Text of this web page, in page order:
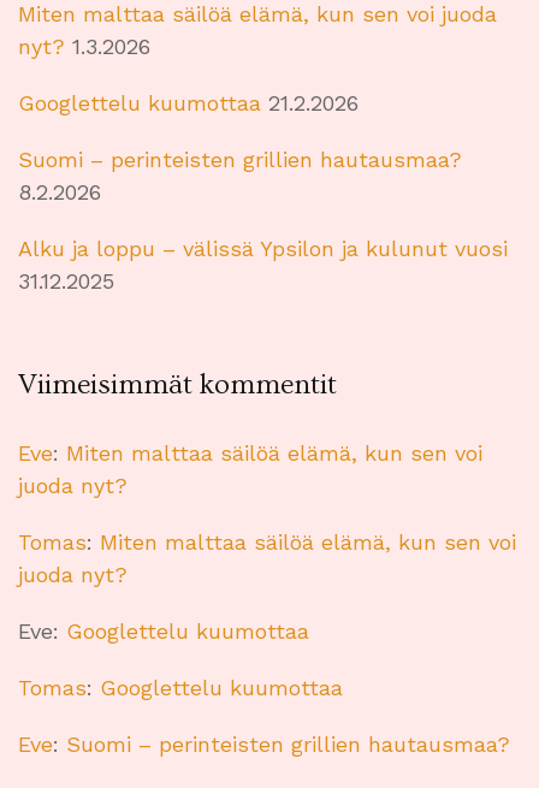
Miten malttaa säilöä elämä, kun sen voi juoda
nyt? 1.3.2026
Googlettelu kuumottaa 21.2.2026
Suomi – perinteisten grillien hautausmaa?
8.2.2026
Alku ja loppu – välissä Ypsilon ja kulunut vuosi
31.12.2025
Viimeisimmät kommentit
Eve: Miten malttaa säilöä elämä, kun sen voi
juoda nyt?
Tomas: Miten malttaa säilöä elämä, kun sen voi
juoda nyt?
Eve: Googlettelu kuumottaa
Tomas: Googlettelu kuumottaa
Eve: Suomi – perinteisten grillien hautausmaa?